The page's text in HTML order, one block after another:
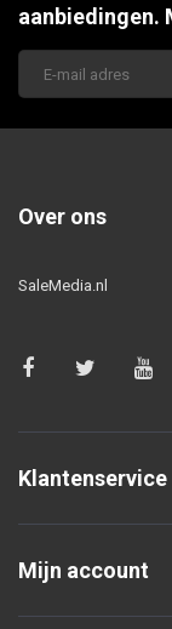
aanbiedingen.
Over ons
SaleMedia.nl
Klantenservice
Mijn account